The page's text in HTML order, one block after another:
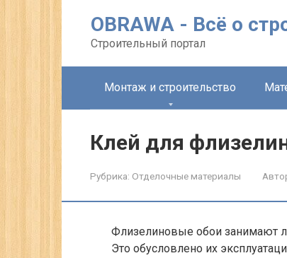
OBRAWA - Всё о
Строительный портал
Монтаж и строительство
Клей для
Рубрика: Отделочные материалы
Флизелиновые обои занимают
Это обусловлено их